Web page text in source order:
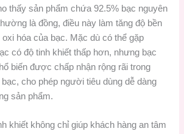
thấy sản phẩm chứa 92.5% bạc nguyên
là đồng, điều này làm tăng độ bền
hóa của bạc. Mặc dù có thể gặp
có độ tinh khiết thấp hơn, nhưng bạc
biến được chấp nhận rộng rãi trong
cho phép người tiêu dùng dễ dàng
sản phẩm.
khiết không chỉ giúp khách hàng an tâm